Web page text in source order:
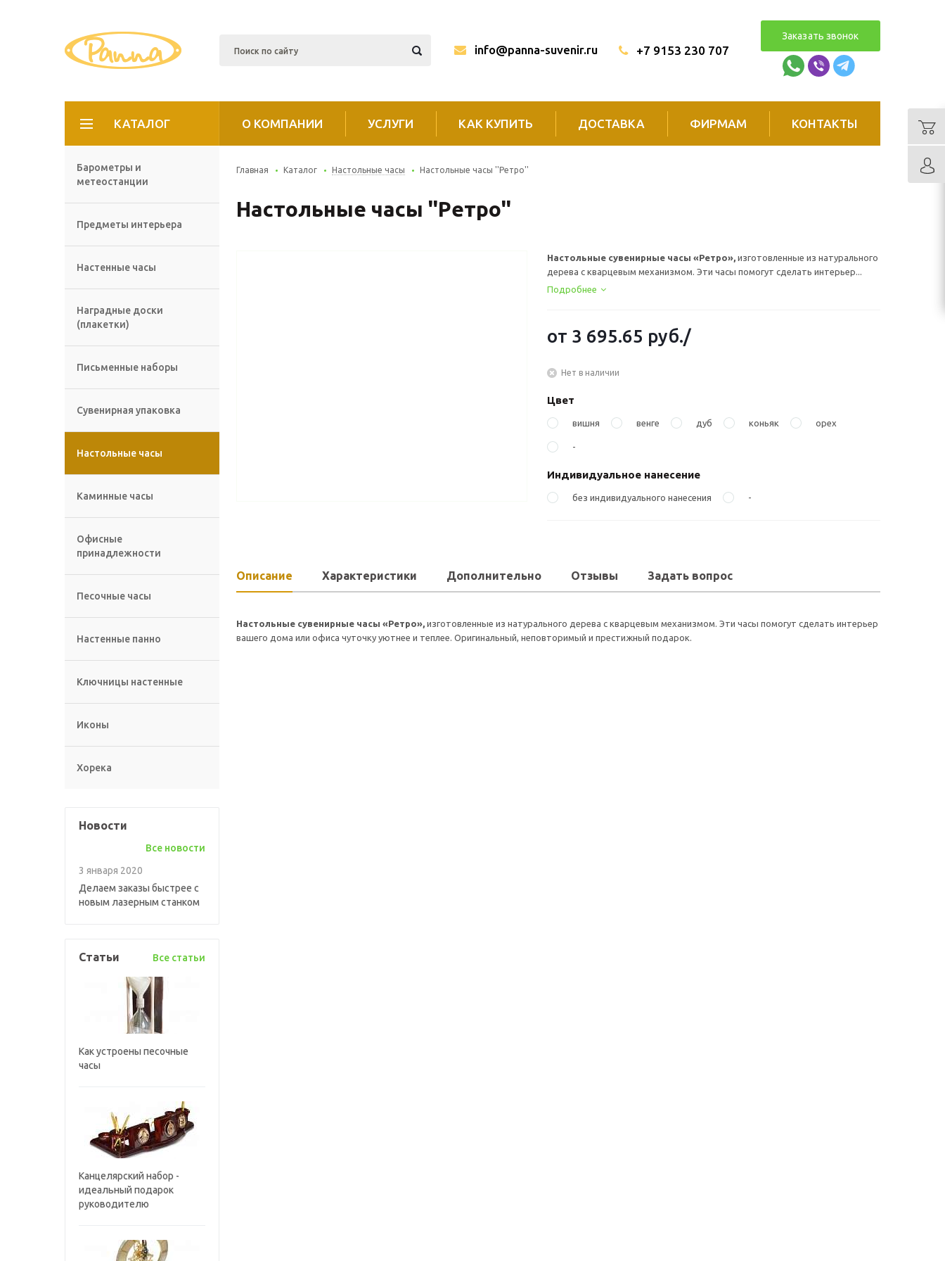
info@panna-suvenir.ru +7 9153 230 707
Заказать звонок
КАТАЛОГ О КОМПАНИИ УСЛУГИ КАК КУПИТЬ ДОСТАВКА ФИРМАМ КОНТАКТЫ
Барометры и
метеостанции
Предметы интерьера
Настенные часы
Наградные доски
(плакетки)
Письменные наборы
Сувенирная упаковка
Настольные часы
Каминные часы
Офисные
принадлежности
Песочные часы
Настенные панно
Ключницы настенные
Иконы
Хорека
Новости
Все новости
3 января 2020
Делаем заказы быстрее с
новым лазерным станком
Статьи Все статьи
Как устроены песочные
часы
Канцелярский набор -
идеальный подарок
руководителю
Главная Каталог Настольные часы Настольные часы ''Ретро''
Настольные часы ''Ретро''
Настольные сувенирные часы «Ретро», изготовленные из натурального
дерева с кварцевым механизмом. Эти часы помогут сделать интерьер...
Подробнее
от 3 695.65 руб./
Нет в наличии
Цвет
вишня венге дуб коньяк орех
-
Индивидуальное нанесение
без индивидуального нанесения -
Описание Характеристики Дополнительно Отзывы Задать вопрос
Настольные сувенирные часы «Ретро», изготовленные из натурального дерева с кварцевым механизмом. Эти часы помогут сделать интерьер
вашего дома или офиса чуточку уютнее и теплее. Оригинальный, неповторимый и престижный подарок.